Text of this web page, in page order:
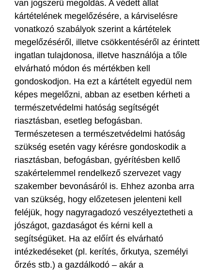
van jogszerű megoldás. A védett állat
kártételének megelőzésére, a kárviselésre
vonatkozó szabályok szerint a kártételek
megelőzéséről, illetve csökkentéséről az érintett
ingatlan tulajdonosa, illetve használója a tőle
elvárható módon és mértékben kell
gondoskodjon. Ha ezt a kártételt egyedül nem
képes megelőzni, abban az esetben kérheti a
természetvédelmi hatóság segítségét
riasztásban, esetleg befogásban.
Természetesen a természetvédelmi hatóság
szükség esetén vagy kérésre gondoskodik a
riasztásban, befogásban, gyérítésben kellő
szakértelemmel rendelkező szervezet vagy
szakember bevonásáról is. Ehhez azonba arra
van szükség, hogy előzetesen jelenteni kell
feléjük, hogy nagyragadozó veszélyeztetheti a
jószágot, gazdaságot és kérni kell a
segítségüket. Ha az előírt és elvárható
intézkedéseket (pl. kerítés, őrkutya, személyi
őrzés stb.) a gazdálkodó – akár a